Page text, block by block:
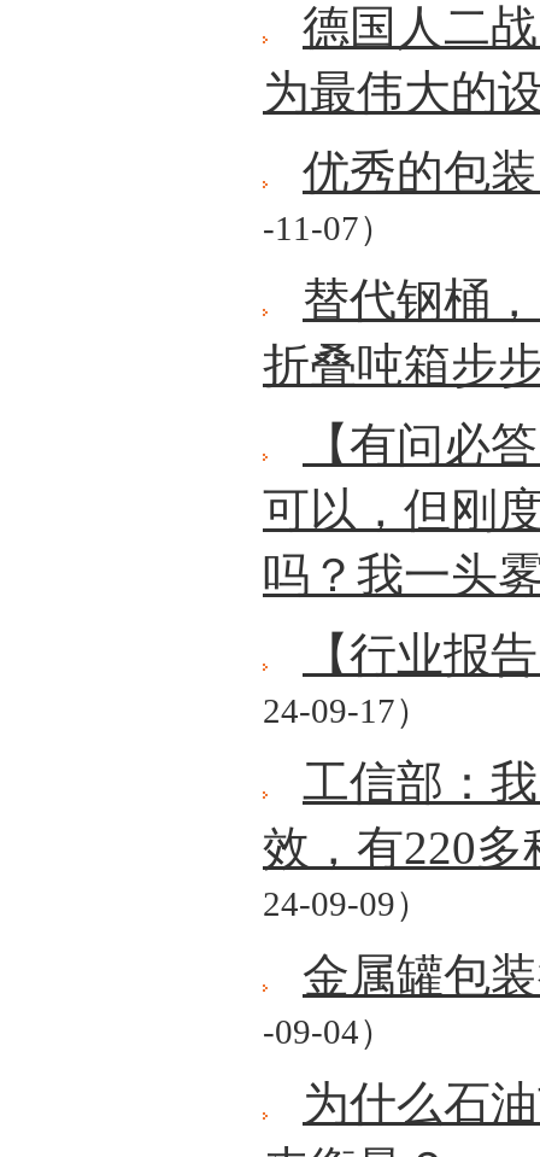
德国人二
为最伟大的
优秀的包
-11-07）
替代钢桶
折叠吨箱步
【有问必
可以，但刚
吗？我一头
【行业报
24-09-17）
工信部：
效，有220
24-09-09）
金属罐包
-09-04）
为什么石